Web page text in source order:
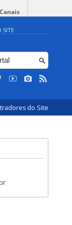
Canais
SITE
do Site